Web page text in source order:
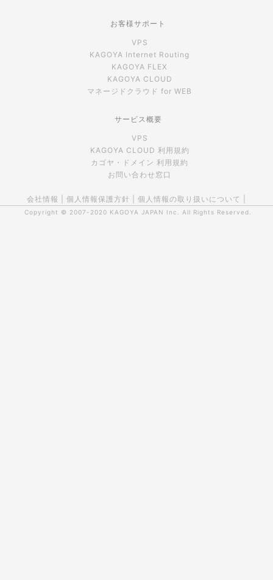
お客様サポート
VPS
KAGOYA Internet Routing
KAGOYA FLEX
KAGOYA CLOUD
マネージドクラウド for WEB
サービス概要
VPS
KAGOYA CLOUD 利用規約
カゴヤ・ドメイン 利用規約
お問い合わせ窓口
会社情報 個人情報保護方針 個人情報の取り扱いについて
Copyright © 2007-2020 KAGOYA JAPAN Inc. All Rights Reserved.